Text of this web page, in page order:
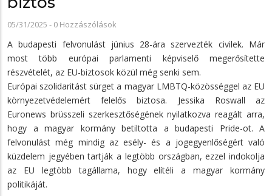
05/31/2025 - 0 Hozzászólások
A budapesti felvonulást június 28-ára szervezték civilek. Már
most több európai parlamenti képviselő megerősítette
részvételét, az EU-biztosok közül még senki sem.
Európai szolidaritást sürget a magyar LMBTQ-közösséggel az EU
környezetvédelemért felelős biztosa. Jessika Roswall az
Euronews brüsszeli szerkesztőségének nyilatkozva reagált arra,
hogy a magyar kormány betiltotta a budapesti Pride-ot. A
felvonulást még mindig az esély- és a jogegyenlőségért való
küzdelem jegyében tartják a legtöbb országban, ezzel indokolja
az EU legtöbb tagállama, hogy elítéli a magyar kormány
politikáját.